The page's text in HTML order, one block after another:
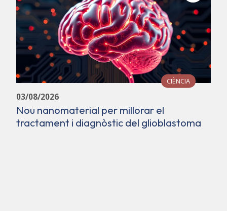
CIÈNCIA
03/08/2026
Nou nanomaterial per millorar el
tractament i diagnòstic del glioblastoma